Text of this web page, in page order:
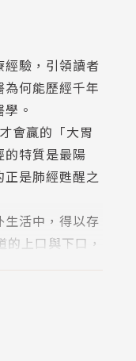
驗，引領讀者
何能歷經千年
。
會贏的「大胃
特質是最陽
是肺經甦醒之
活中，得以存
上口與下口，
腸胃功能失調